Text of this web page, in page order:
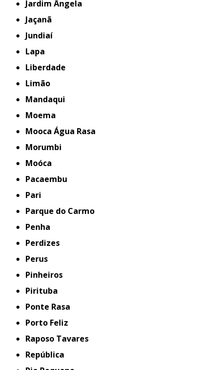
Jardim Ângela
Jaçanã
Jundiaí
Lapa
Liberdade
Limão
Mandaqui
Moema
Mooca Água Rasa
Morumbi
Moóca
Pacaembu
Pari
Parque do Carmo
Penha
Perdizes
Perus
Pinheiros
Pirituba
Ponte Rasa
Porto Feliz
Raposo Tavares
República